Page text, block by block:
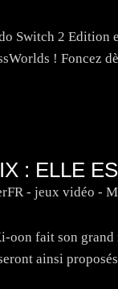
Switch 2
! Foncez
: ELLE
- jeux vidéo -
oon fait son
ainsi